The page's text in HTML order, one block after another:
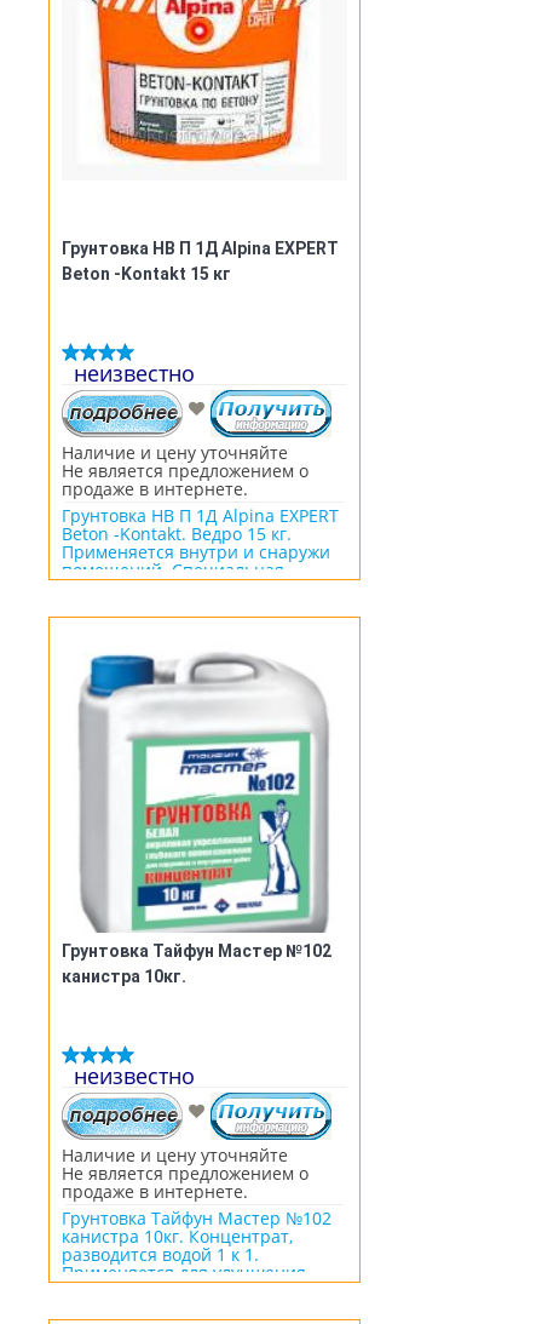
Грунтовка НВ П 1Д Alpina EXPERT
Beton -Kontakt 15 кг
неизвестно
Наличие и цену уточняйте
Не является предложением о
продаже в интернете.
Грунтовка НВ П 1Д Alpina EXPERT
Beton -Kontakt. Ведро 15 кг.
Применяется внутри и снаружи
помещений. Специальная
грунтовка с минеральным
сцепления поверхности со
(улучшается адгезия материалов
к бетону). Обычно грунтовка
Beton -Kontakt применяется как
предварительное шереховатое
покрытие перед нанесением
армирующих клеевых составов.
Грунтовка Тайфун Мастер №102
канистра 10кг.
неизвестно
Наличие и цену уточняйте
Не является предложением о
продаже в интернете.
Грунтовка Тайфун Мастер №102
канистра 10кг. Концентрат,
разводится водой 1 к 1.
Применяется для улучшения
адгезии перед поклейкой обоев,